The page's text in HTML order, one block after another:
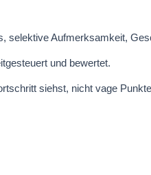
selektive Aufmerksamkeit,
und bewertet.
siehst, nicht vage